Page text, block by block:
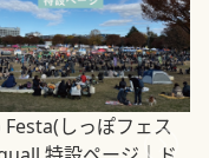
しっぽフェス